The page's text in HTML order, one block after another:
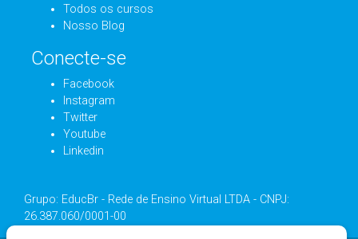
Todos os cursos
Nosso Blog
Conecte-se
Facebook
Instagram
Twitter
Youtube
Linkedin
Grupo: EducBr - Rede de Ensino Virtual LTDA - CNPJ:
26.387.060/0001-00